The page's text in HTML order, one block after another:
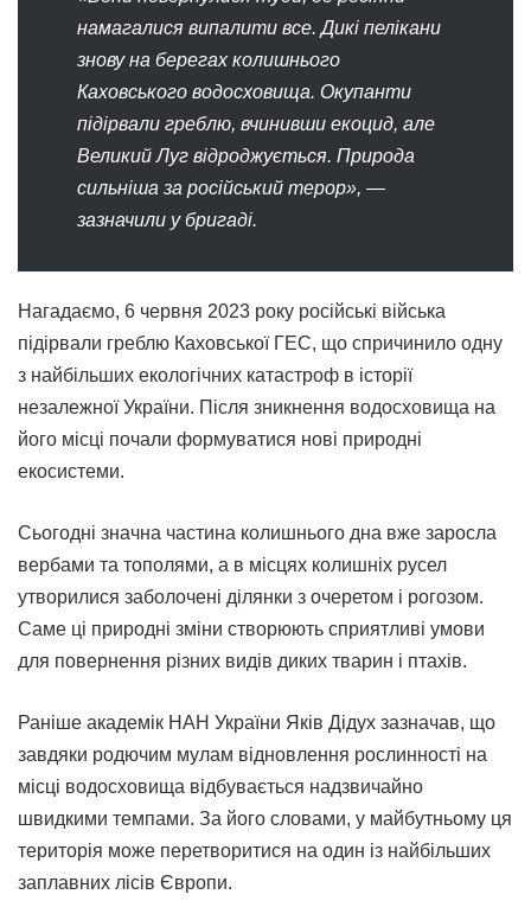
намагалися випалити все. Дикі пелікани
знову на берегах колишнього
Каховського водосховища. Окупанти
підірвали греблю, вчинивши екоцид, але
Великий Луг відроджується. Природа
сильніша за російський терор», —
зазначили у бригаді.
Нагадаємо, 6 червня 2023 року російські війська
підірвали греблю Каховської ГЕС, що спричинило одну
з найбільших екологічних катастроф в історії
незалежної України. Після зникнення водосховища на
його місці почали формуватися нові природні
екосистеми.
Сьогодні значна частина колишнього дна вже заросла
вербами та тополями, а в місцях колишніх русел
утворилися заболочені ділянки з очеретом і рогозом.
Саме ці природні зміни створюють сприятливі умови
для повернення різних видів диких тварин і птахів.
Раніше академік НАН України Яків Дідух зазначав, що
завдяки родючим мулам відновлення рослинності на
місці водосховища відбувається надзвичайно
швидкими темпами. За його словами, у майбутньому ця
територія може перетворитися на один із найбільших
заплавних лісів Європи.